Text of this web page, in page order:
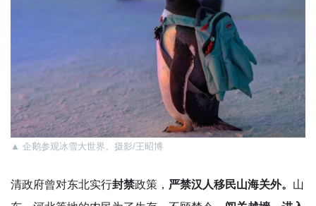
▲ 企鹅参观冰雪大世界。摄影/王昭博
清政府曾对东北实行封禁政策， 严禁汉人移民山海关外。 山